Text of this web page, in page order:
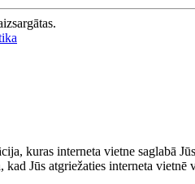
kuras interneta vietne saglabā
Jūs atgriežaties interneta vietnē